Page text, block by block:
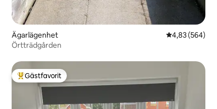
Ägarlägenhet 4,83 av 5 i
4,83 (564)
Örtträdgården
Populär gästfavorit
Gästfavorit